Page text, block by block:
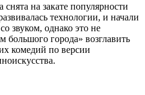
на закате популярности
технологии, и начали
звуком, однако это не
большого города» возглавить
комедий по версии